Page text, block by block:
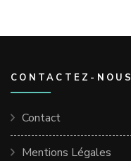
CONTACTEZ-NOUS
Contact
Mentions Légales